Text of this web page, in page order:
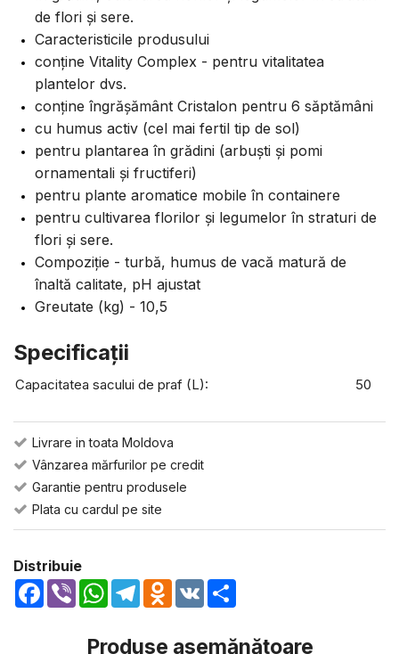
de flori și sere.
Caracteristicile produsului
conține Vitality Complex - pentru vitalitatea
plantelor dvs.
conține îngrășământ Cristalon pentru 6 săptămâni
cu humus activ (cel mai fertil tip de sol)
pentru plantarea în grădini (arbuști și pomi
ornamentali și fructiferi)
pentru plante aromatice mobile în containere
pentru cultivarea florilor și legumelor în straturi de
flori și sere.
Compoziție - turbă, humus de vacă matură de
înaltă calitate, pH ajustat
Greutate (kg) - 10,5
Specificaţii
Capacitatea sacului de praf (L): 50
Livrare in toata Moldova
Vânzarea mărfurilor pe credit
Garantie pentru produsele
Plata cu cardul pe site
Distribuie
Facebook
Viber WhatsApp
TelegramOdnoklassniki
VK
Produse asemănătoare